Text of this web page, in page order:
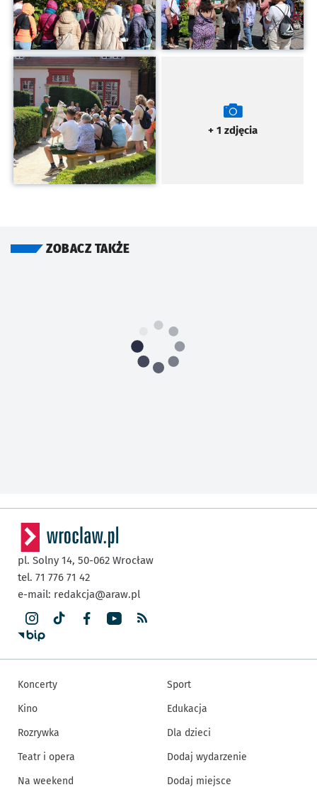
Kliknij, aby powiększyć
+ 1 zdjęcia
ZOBACZ TAKŻE
pl. Solny 14, 50-062 Wrocław
tel. 71 776 71 42
e-mail: redakcja@araw.pl
Koncerty
Kino
Rozrywka
Teatr i opera
Na weekend
Sport
Edukacja
Dla dzieci
Dodaj wydarzenie
Dodaj miejsce